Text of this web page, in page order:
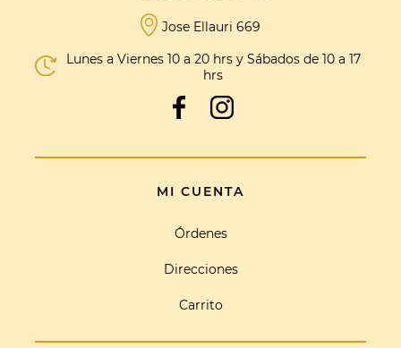
Jose Ellauri 669
Lunes a Viernes 10 a 20 hrs y Sábados de 10 a 17
hrs
MI CUENTA
Órdenes
Direcciones
Carrito